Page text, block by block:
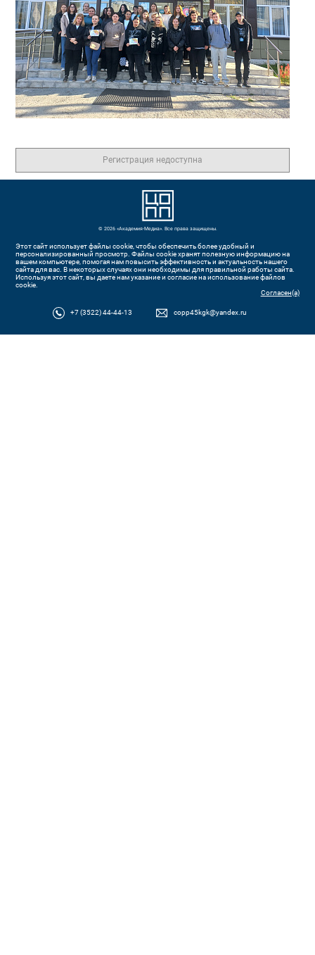
Регистрация недоступна
© 2026 «Академия-Медиа». Все права защищены.
Этот сайт использует файлы cookie, чтобы обеспечить более удобный и
персонализированный просмотр. Файлы cookie хранят полезную информацию на
вашем компьютере, помогая нам повысить эффективность и актуальность нашего
сайта для вас. В некоторых случаях они необходимы для правильной работы сайта.
Используя этот сайт, вы даете нам указание и согласие на использование файлов
cookie.
Согласен(а)
+7 (3522) 44-44-13 copp45kgk@yandex.ru